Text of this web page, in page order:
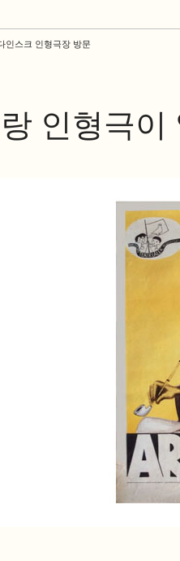
인스크 인형극장 방문
인형극